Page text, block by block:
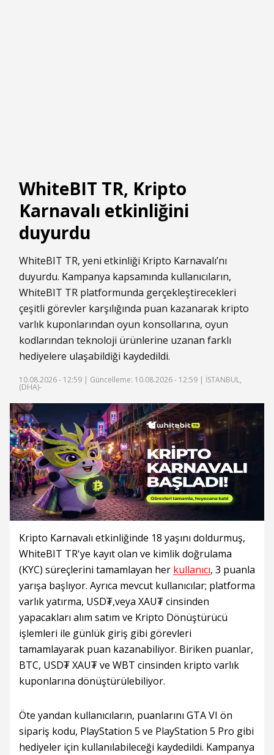
WhiteBIT TR, Kripto
Karnavalı etkinliğini
duyurdu
WhiteBIT TR, yeni etkinliği Kripto Karnavalı’nı
duyurdu. Kampanya kapsamında kullanıcıların,
WhiteBIT TR platformunda gerçekleştirecekleri
çeşitli görevler karşılığında puan kazanarak kripto
varlık kuponlarından oyun konsollarına, oyun
kodlarından teknoloji ürünlerine uzanan farklı
hediyelere ulaşabildiği kaydedildi.
10.08.2026 - 12:59 | Güncelleme: 10.08.2026 - 12:59 | İSTANBUL,
(DHA)-
Kripto Karnavalı etkinliğinde 18 yaşını doldurmuş,
WhiteBIT TR'ye kayıt olan ve kimlik doğrulama
(KYC) süreçlerini tamamlayan her kullanıcı, 3 puanla
yarışa başlıyor. Ayrıca mevcut kullanıcılar; platforma
varlık yatırma, USD₮,veya XAU₮ cinsinden
yapacakları alım satım ve Kripto Dönüştürücü
işlemleri ile günlük giriş gibi görevleri
tamamlayarak puan kazanabiliyor. Biriken puanlar,
BTC, USD₮ XAU₮ ve WBT cinsinden kripto varlık
kuponlarına dönüştürülebiliyor.
Öte yandan kullanıcıların, puanlarını GTA VI ön
sipariş kodu, PlayStation 5 ve PlayStation 5 Pro gibi
hediyeler için kullanılabileceği kaydedildi. Kampanya